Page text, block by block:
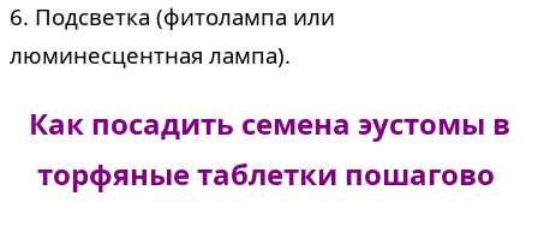
6. Подсветка (фитолампа или
люминесцентная лампа).
Как посадить семена эустомы в
торфяные таблетки пошагово